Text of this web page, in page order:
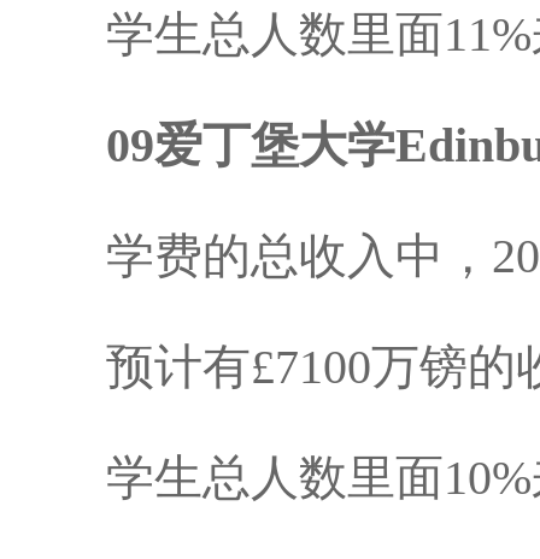
学生总人数里面11%
09爱丁堡大学
学费的总收入中，
预计有£7100万镑的
学生总人数里面10%